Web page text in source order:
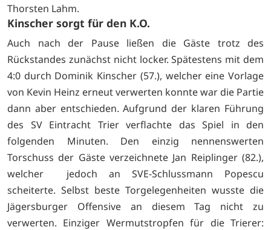
Thorsten Lahm.
Kinscher sorgt für den K.O.
Auch nach der Pause ließen die Gäste trotz des
Rückstandes zunächst nicht locker. Spätestens mit dem
4:0 durch Dominik Kinscher (57.), welcher eine Vorlage
von Kevin Heinz erneut verwerten konnte war die Partie
dann aber entschieden. Aufgrund der klaren Führung
des SV Eintracht Trier verflachte das Spiel in den
folgenden Minuten. Den einzig nennenswerten
Torschuss der Gäste verzeichnete Jan Reiplinger (82.),
welcher jedoch an SVE-Schlussmann Popescu
scheiterte. Selbst beste Torgelegenheiten wusste die
Jägersburger Offensive an diesem Tag nicht zu
verwerten. Einziger Wermutstropfen für die Trierer: